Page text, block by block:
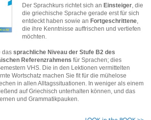
Der Sprachkurs richtet sich an Einsteiger , die
die griechische Sprache gerade erst für sich
entdeckt haben sowie an Fortgeschrittene
die ihre Kenntnisse auffrischen und vertiefen
möchten.
das sprachliche Niveau der Stufe B2 des
Referenzrahmens für Sprachen; dies
VHS. Die in den Lektionen vermittelten
Wortschatz machen Sie fit für die mühelose
in allen Alltagssituationen. In weniger als einem
auf Griechisch unterhalten können, und das
und Grammatikpauken.